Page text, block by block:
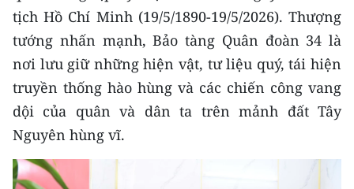
ENGLISH
中文
FRANÇAIS
РУССКИЙ
ESPAÑOL
tịch Hồ Chí Minh (19/5/1890-19/5/2026). Thượng
tướng nhấn mạnh, Bảo tàng Quân đoàn 34 là
nơi lưu giữ những hiện vật, tư liệu quý, tái hiện
truyền thống hào hùng và các chiến công vang
dội của quân và dân ta trên mảnh đất Tây
Nguyên hùng vĩ.